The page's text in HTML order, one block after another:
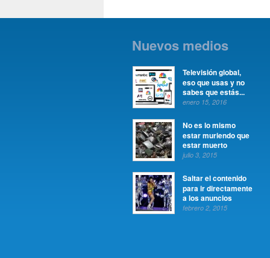
Nuevos medios
Televisión global,
eso que usas y no
sabes que estás...
enero 15, 2016
No es lo mismo
estar muriendo que
estar muerto
julio 3, 2015
Saltar el contenido
para ir directamente
a los anuncios
febrero 2, 2015